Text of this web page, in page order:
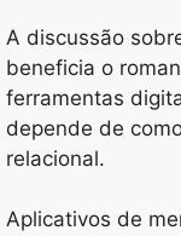
A discussão
beneficia o
ferramentas
depende de
relacional.
Aplicativos de